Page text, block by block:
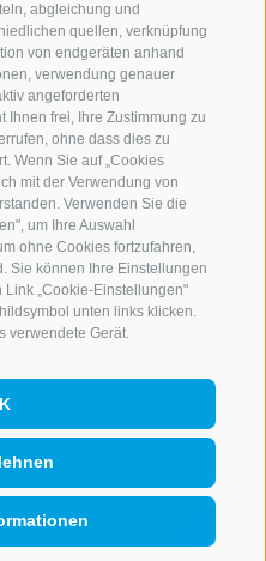
abgleichung und
quellen, verknüpfung
von endgeräten anhand
verwendung genauer
angeforderten
Ihnen frei, Ihre Zustimmung zu
ohne dass dies zu
Wenn Sie auf „Cookies
mit der Verwendung von
Verwenden Sie die
um Ihre Auswahl
ohne Cookies fortzufahren,
Sie können Ihre Einstellungen
„Cookie-Einstellungen"
unten links klicken.
verwendete Gerät.
UNS
QUICKLINKS